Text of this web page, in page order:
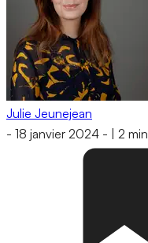
Julie Jeunejean
- 18 janvier 2024 - 2 min